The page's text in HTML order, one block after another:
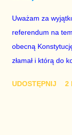
z roku 1951, czyli
chciało mu
sytuacji naszego
smutne –
Uważam za
referendum na
obecną
złamał i którą do
trwało pół roku,
UDOSTĘPNIJ 2